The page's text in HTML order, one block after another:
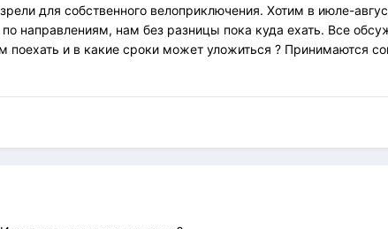
для собственного велоприключения. Хотим в июле-
направлениям, нам без разницы пока куда ехать. Все
поехать и в какие сроки может уложиться ? Принимаются